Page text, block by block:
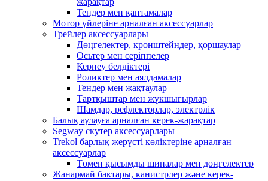
Тендер мен қаптамалар
Мотор үйлеріне арналған аксессуарлар
Трейлер аксессуарлары
Дөңгелектер, кронштейндер, қоршаулар
Осьтер мен серіппелер
Кернеу белдіктері
Роликтер мен аялдамалар
Тендер мен жақтаулар
Тартқыштар мен жүкшығырлар
Шамдар, рефлекторлар, электрлік
Балық аулауға арналған керек-жарақтар
Segway скутер аксессуарлары
Trekol барлық жерүсті көліктеріне арналған
аксессуарлар
Төмен қысымды шиналар мен дөңгелектер
Жанармай бактары, канистрлер және керек-